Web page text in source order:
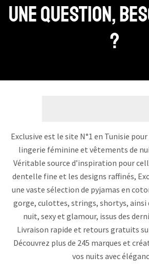
Une question,
?
Exclusive est le site N°1 en Tunisie
lingerie féminine et vêtements de
Véritable source d’inspiration pour
dentelle fine et les designs raffinés,
une vaste sélection de pyjamas en
gorge, culottes, strings, shortys, ainsi
nuit, sexy et glamour, issus des
Livraison rapide et retours gratuits
Découvrez plus de 245 marques et
vos nuits avec